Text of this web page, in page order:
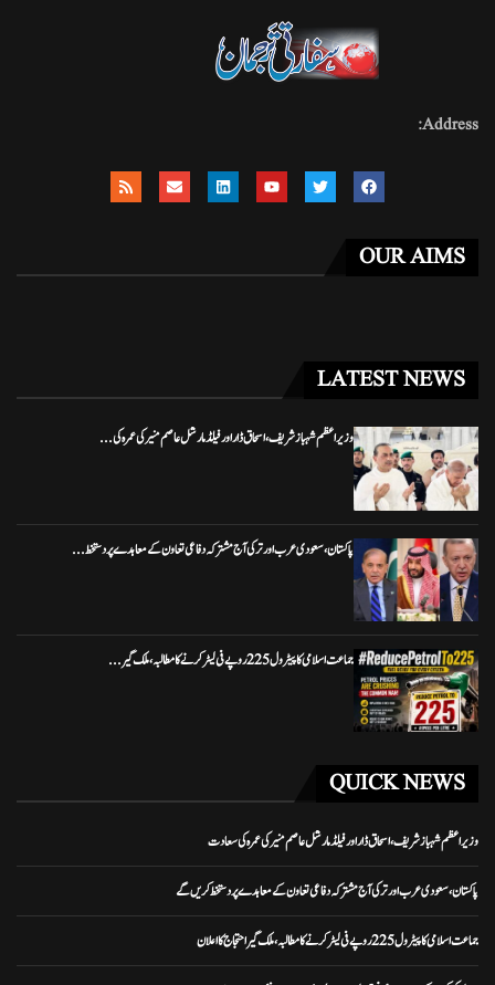
Address:
OUR AIMS
LATEST NEWS
وزیراعظم شہباز شریف، اسحاق ڈار اور فیلڈ مارشل عاصم منیر کی عمرہ کی...
پاکستان، سعودی عرب اور ترکی آج مشترکہ دفاعی تعاون کے معاہدے پر دستخط...
جماعت اسلامی کا پیٹرول 225 روپے فی لیٹر کرنے کا مطالبہ، ملک گیر...
QUICK NEWS
وزیراعظم شہباز شریف، اسحاق ڈار اور فیلڈ مارشل عاصم منیر کی عمرہ کی سعادت
پاکستان، سعودی عرب اور ترکی آج مشترکہ دفاعی تعاون کے معاہدے پر دستخط کریں گے
جماعت اسلامی کا پیٹرول 225 روپے فی لیٹر کرنے کا مطالبہ، ملک گیر احتجاج کا اعلان